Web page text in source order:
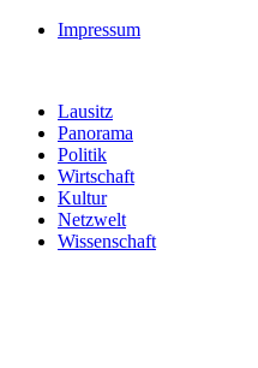
Impressum
Lausitz
Panorama
Politik
Wirtschaft
Kultur
Netzwelt
Wissenschaft